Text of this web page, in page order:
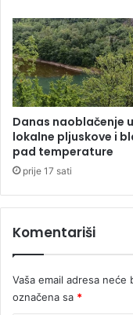
e
n
c
i
j
e
k
o
j
a
z
a
v
a
Danas naoblačenje
lokalne pljuskove i
pad temperature
prije 17 sati
Komentariši
Vaša email adresa neće
označena sa *